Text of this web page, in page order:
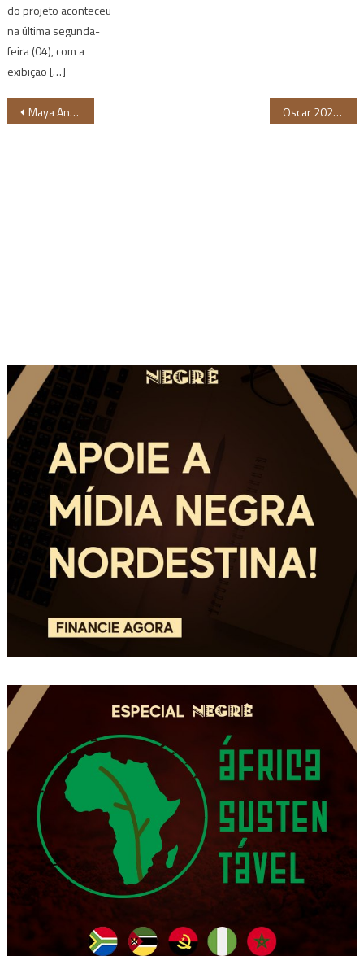
do projeto aconteceu
na última segunda-
feira (04), com a
exibição […]
Navegação
Maya Angelou será primeira mulher negra a estampar moeda nos EUA Oscar 2022: confira a lista completa dos indicados